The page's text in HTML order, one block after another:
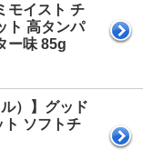
モイスト チ
ト 高タンパ
ー味 85g
）】グッド
ト ソフトチ